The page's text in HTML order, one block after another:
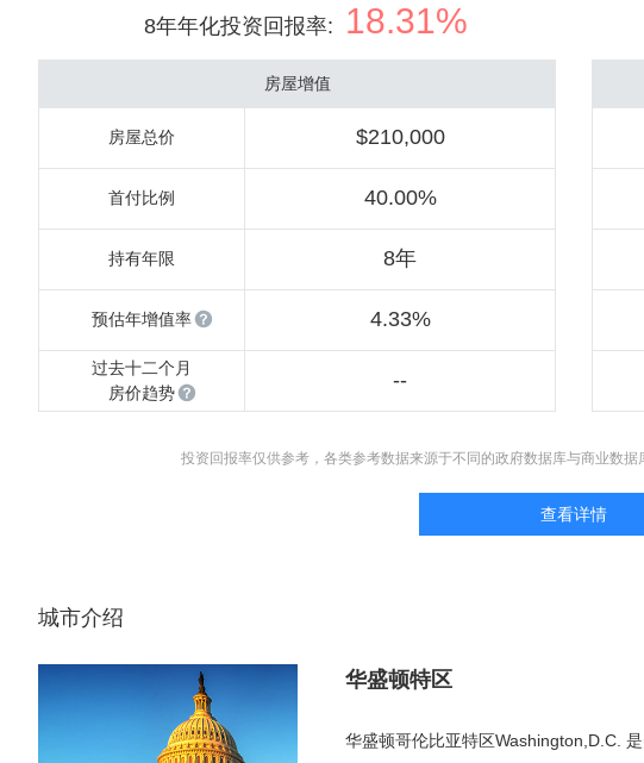
8年年化投资回报率: 18.31%
房屋增值
房屋总价 $210,000
首付比例 40.00%
持有年限 8年
预估年增值率 4.33%
过去十二个月
房价趋势
--
投资回报率仅供参考，各类参考数据来源于不同的政府数据库与商业数据
查看详情
城市介绍
华盛顿特区
华盛顿哥伦比亚特区Washington,D.C.